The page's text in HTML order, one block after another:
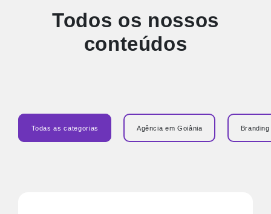
Todos os nossos
conteúdos
Todas as categorias Agência em Goiânia